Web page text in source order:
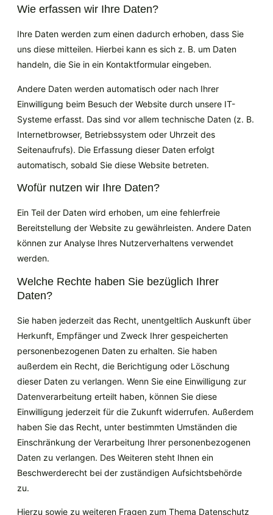
Wie erfassen wir Ihre Daten?
Ihre Daten werden zum einen dadurch erhoben, dass Sie
uns diese mitteilen. Hierbei kann es sich z. B. um Daten
handeln, die Sie in ein Kontaktformular eingeben.
Andere Daten werden automatisch oder nach Ihrer
Einwilligung beim Besuch der Website durch unsere IT-
Systeme erfasst. Das sind vor allem technische Daten (z. B.
Internetbrowser, Betriebssystem oder Uhrzeit des
Seitenaufrufs). Die Erfassung dieser Daten erfolgt
automatisch, sobald Sie diese Website betreten.
Wofür nutzen wir Ihre Daten?
Ein Teil der Daten wird erhoben, um eine fehlerfreie
Bereitstellung der Website zu gewährleisten. Andere Daten
können zur Analyse Ihres Nutzerverhaltens verwendet
werden.
Welche Rechte haben Sie bezüglich Ihrer
Daten?
Sie haben jederzeit das Recht, unentgeltlich Auskunft über
Herkunft, Empfänger und Zweck Ihrer gespeicherten
personenbezogenen Daten zu erhalten. Sie haben
außerdem ein Recht, die Berichtigung oder Löschung
dieser Daten zu verlangen. Wenn Sie eine Einwilligung zur
Datenverarbeitung erteilt haben, können Sie diese
Einwilligung jederzeit für die Zukunft widerrufen. Außerdem
haben Sie das Recht, unter bestimmten Umständen die
Einschränkung der Verarbeitung Ihrer personenbezogenen
Daten zu verlangen. Des Weiteren steht Ihnen ein
Beschwerderecht bei der zuständigen Aufsichtsbehörde
zu.
Hierzu sowie zu weiteren Fragen zum Thema Datenschutz